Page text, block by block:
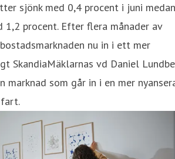
sjönk med 0,4 procent i juni medan
procent. Efter flera månader av
nu in i ett mer
SkandiaMäklarnas vd Daniel
marknad som går in i en mer